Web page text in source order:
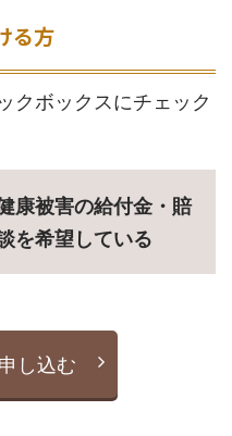
る方
クボックスにチェック
康被害の給付金・賠
を希望している
し込む